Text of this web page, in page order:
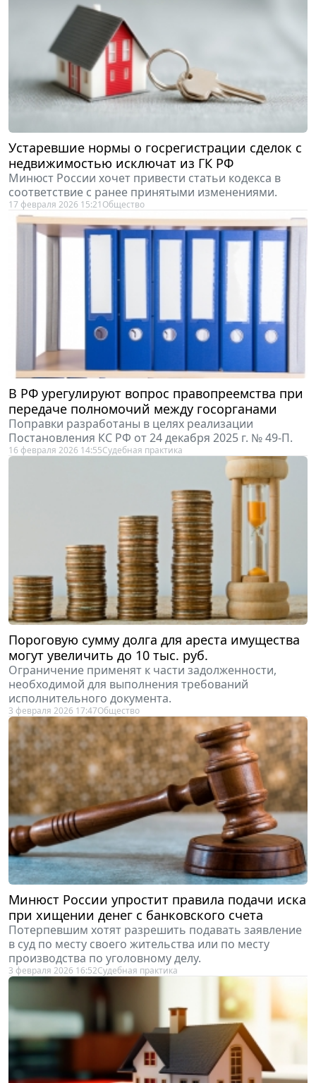
Устаревшие нормы о госрегистрации сделок с
недвижимостью исключат из ГК РФ
Минюст России хочет привести статьи кодекса в
соответствие с ранее принятыми изменениями.
17 февраля 2026 15:21Общество
В РФ урегулируют вопрос правопреемства при
передаче полномочий между госорганами
Поправки разработаны в целях реализации
Постановления КС РФ от 24 декабря 2025 г. № 49-П.
16 февраля 2026 14:55Судебная практика
Пороговую сумму долга для ареста имущества
могут увеличить до 10 тыс. руб.
Ограничение применят к части задолженности,
необходимой для выполнения требований
исполнительного документа.
3 февраля 2026 17:47Общество
Минюст России упростит правила подачи иска
при хищении денег с банковского счета
Потерпевшим хотят разрешить подавать заявление
в суд по месту своего жительства или по месту
производства по уголовному делу.
3 февраля 2026 16:52Судебная практика